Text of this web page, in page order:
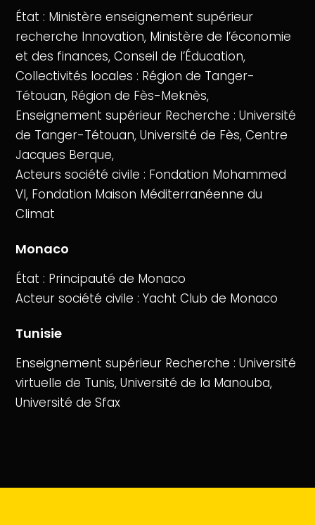
État : Ministère enseignement supérieur
recherche Innovation, Ministère de l’économie
et des finances, Conseil de l’Éducation,
Collectivités locales : Région de Tanger-
Tétouan, Région de Fès-Meknès,
Enseignement supérieur Recherche : Université
de Tanger-Tétouan, Université de Fès, Centre
Jacques Berque,
Acteurs société civile : Fondation Mohammed
VI, Fondation Maison Méditerranéenne du
Climat
Monaco
État : Principauté de Monaco
Acteur société civile : Yacht Club de Monaco
Tunisie
Enseignement supérieur Recherche : Université
virtuelle de Tunis, Université de la Manouba,
Université de Sfax